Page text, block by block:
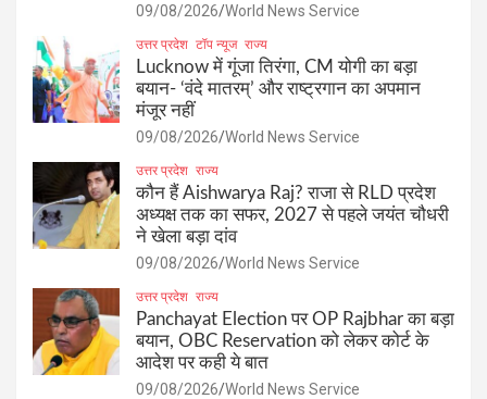
09/08/2026 World News Service
उत्तर प्रदेश टॉप न्यूज राज्य
Lucknow में गूंजा तिरंगा, CM योगी का बड़ा
बयान- ‘वंदे मातरम्’ और राष्ट्रगान का अपमान
मंजूर नहीं
09/08/2026 World News Service
उत्तर प्रदेश राज्य
कौन हैं Aishwarya Raj? राजा से RLD प्रदेश
अध्यक्ष तक का सफर, 2027 से पहले जयंत चौधरी
ने खेला बड़ा दांव
09/08/2026 World News Service
उत्तर प्रदेश राज्य
Panchayat Election पर OP Rajbhar का बड़ा
बयान, OBC Reservation को लेकर कोर्ट के
आदेश पर कही ये बात
09/08/2026 World News Service